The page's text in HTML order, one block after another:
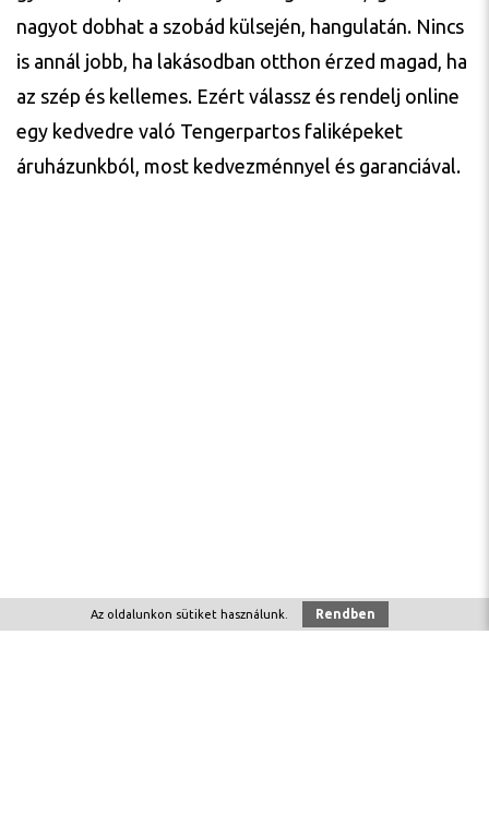
nagyot dobhat a szobád külsején, hangulatán. Nincs
is annál jobb, ha lakásodban otthon érzed magad, ha
az szép és kellemes. Ezért válassz és rendelj online
egy kedvedre való Tengerpartos faliképeket
áruházunkból, most kedvezménnyel és garanciával.
Az oldalunkon sütiket használunk. Rendben